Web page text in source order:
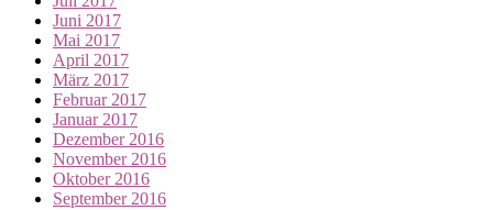
Juni 2017
Mai 2017
April 2017
März 2017
Februar 2017
Januar 2017
Dezember 2016
November 2016
Oktober 2016
September 2016